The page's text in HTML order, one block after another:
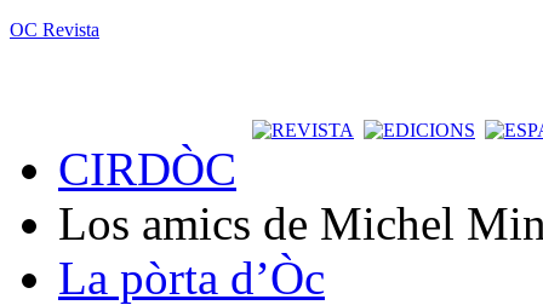
OC Revista
CIRDÒC
Los amics de Michel
La pòrta d’Òc